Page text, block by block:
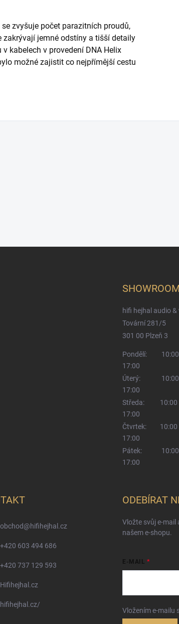
zvyšuje počet parazitních proudů,
zakrývají jemné odstíny a tišší detaily
kabelech v provedení DNA Helix
možné zajistit co nejpřímější cestu
hifi hejhal audio &
Tovární 281/5
301 00 Plzeň 3
Pondělí:
17:00
Úterý:
17:00
Středa:
17:00
Čtvrtek:
17:00
Pátek:
17:00
obchod@hifihejhal.cz
+420 603 494 686
+420 737 129 593
Hifihejhal.cz
hifihejhal.cz/
ODEBÍRAT
Vložte svůj e-
našem e-shopu.
E-MAIL
Vložením e-mailu